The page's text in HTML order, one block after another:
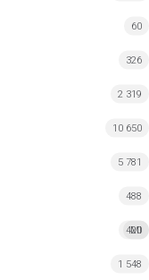
60
326
2 319
10 650
5 781
488
MI
420
1 548